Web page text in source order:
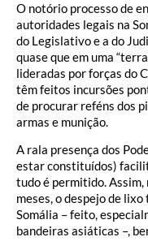
O notório processo de
autoridades legais na
do Legislativo e a do
quase que em uma
lideradas por forças do
têm feitos incursões
de procurar reféns dos
armas e munição.
A rala presença dos
estar constituídos)
tudo é permitido.
meses, o despejo de
Somália – feito,
bandeiras asiáticas –,